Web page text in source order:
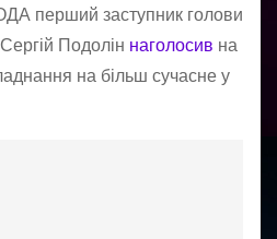
перший заступник голови
Подолін наголосив на
на більш сучасне у